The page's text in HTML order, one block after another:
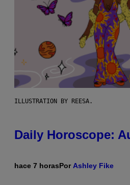
ILLUSTRATION BY REESA.
Daily Horoscope:
hace 7 horasPor Ashley Fike